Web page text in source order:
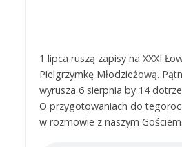
1 lipca ruszą zapisy na XXXI
Pielgrzymkę Młodzieżową.
wyrusza 6 sierpnia by 14
O przygotowaniach do
w rozmowie z naszym Gościem.